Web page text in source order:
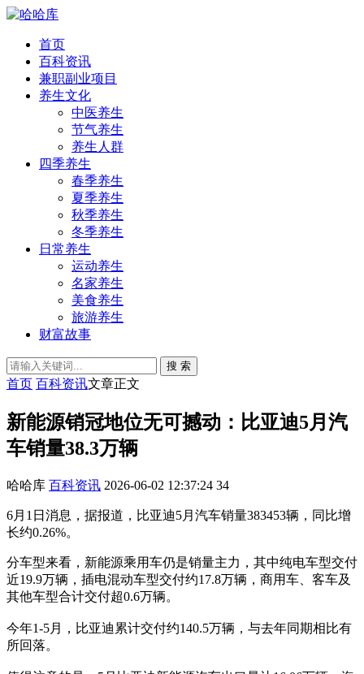
首页
百科资讯
兼职副业项目
养生文化
中医养生
节气养生
养生人群
四季养生
春季养生
夏季养生
秋季养生
冬季养生
日常养生
运动养生
名家养生
美食养生
旅游养生
财富故事
搜 索
首页 百科资讯文章正文
新能源销冠地位无可撼动：比亚迪5月汽
车销量38.3万辆
哈哈库 百科资讯 2026-06-02 12:37:24 34
6月1日消息，据报道，比亚迪5月汽车销量383453辆，同比增
长约0.26%。
分车型来看，新能源乘用车仍是销量主力，其中纯电车型交付
近19.9万辆，插电混动车型交付约17.8万辆，商用车、客车及
其他车型合计交付超0.6万辆。
今年1-5月，比亚迪累计交付约140.5万辆，与去年同期相比有
所回落。